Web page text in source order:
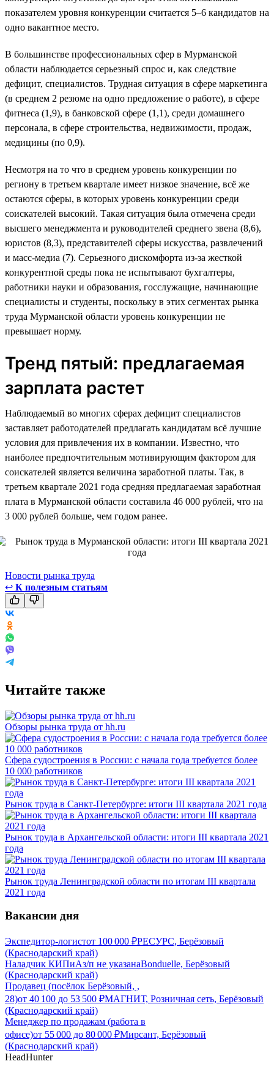
показателем уровня конкуренции считается 5–6 кандидатов на
одно вакантное место.
В большинстве профессиональных сфер в Мурманской
области наблюдается серьезный спрос и, как следствие
дефицит, специалистов. Трудная ситуация в сфере маркетинга
(в среднем 2 резюме на одно предложение о работе), в сфере
фитнеса (1,9), в банковской сфере (1,1), среди домашнего
персонала, в сфере строительства, недвижимости, продаж,
медицины (по 0,9).
Несмотря на то что в среднем уровень конкуренции по
региону в третьем квартале имеет низкое значение, всё же
остаются сферы, в которых уровень конкуренции среди
соискателей высокий. Такая ситуация была отмечена среди
высшего менеджмента и руководителей среднего звена (8,6),
юристов (8,3), представителей сферы искусства, развлечений
и масс-медиа (7). Серьезного дискомфорта из-за жесткой
конкурентной среды пока не испытывают бухгалтеры,
работники науки и образования, госслужащие, начинающие
специалисты и студенты, поскольку в этих сегментах рынка
труда Мурманской области уровень конкуренции не
превышает норму.
Тренд пятый: предлагаемая
зарплата растет
Наблюдаемый во многих сферах дефицит специалистов
заставляет работодателей предлагать кандидатам всё лучшие
условия для привлечения их в компании. Известно, что
наиболее предпочтительным мотивирующим фактором для
соискателей является величина заработной платы. Так, в
третьем квартале 2021 года средняя предлагаемая заработная
плата в Мурманской области составила 46 000 рублей, что на
3 000 рублей больше, чем годом ранее.
Новости рынка труда
↩ К полезным статьям
Читайте также
Обзоры рынка труда от hh.ru
Сфера судостроения в России: с начала года требуется более
10 000 работников
Рынок труда в Санкт-Петербурге: итоги III квартала 2021 года
Рынок труда в Архангельской области: итоги III квартала 2021
года
Рынок труда Ленинградской области по итогам III квартала
2021 года
Вакансии дня
Экспедитор-логистот 100 000 ₽РЕСУРС, Берёзовый
(Краснодарский край)
Наладчик КИПиАз/п не указанаBonduelle, Берёзовый
(Краснодарский край)
Продавец (посёлок Берёзовый, ,
28)от 40 100 до 53 500 ₽МАГНИТ, Розничная сеть, Берёзовый
(Краснодарский край)
Менеджер по продажам (работа в
офисе)от 55 000 до 80 000 ₽Мирсант, Берёзовый
(Краснодарский край)
HeadHunter